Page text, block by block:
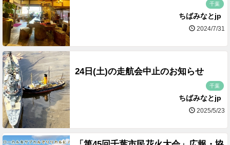
千葉
ちばみなとjp
2024/7/31
24日(土)の走航会中止のお知らせ
千葉
ちばみなとjp
2025/5/23